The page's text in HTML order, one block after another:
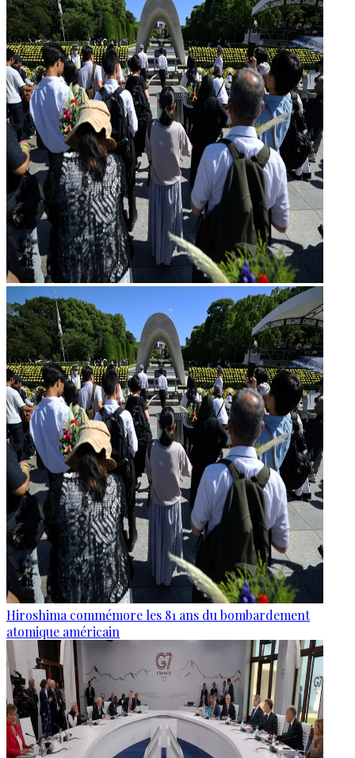
Hiroshima commémore les 81 ans du bombardement
atomique américain